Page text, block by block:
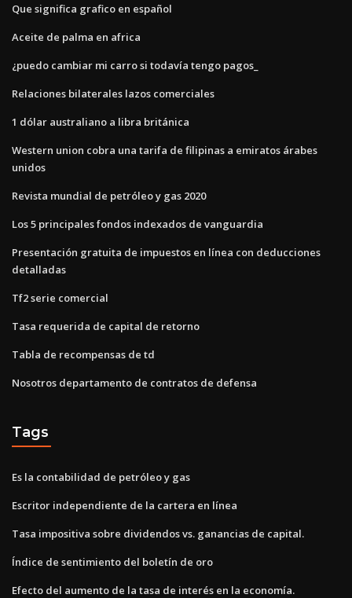
Que significa grafico en español
Aceite de palma en africa
¿puedo cambiar mi carro si todavía tengo pagos_
Relaciones bilaterales lazos comerciales
1 dólar australiano a libra británica
Western union cobra una tarifa de filipinas a emiratos árabes
unidos
Revista mundial de petróleo y gas 2020
Los 5 principales fondos indexados de vanguardia
Presentación gratuita de impuestos en línea con deducciones
detalladas
Tf2 serie comercial
Tasa requerida de capital de retorno
Tabla de recompensas de td
Nosotros departamento de contratos de defensa
Tags
Es la contabilidad de petróleo y gas
Escritor independiente de la cartera en línea
Tasa impositiva sobre dividendos vs. ganancias de capital.
Índice de sentimiento del boletín de oro
Efecto del aumento de la tasa de interés en la economía.